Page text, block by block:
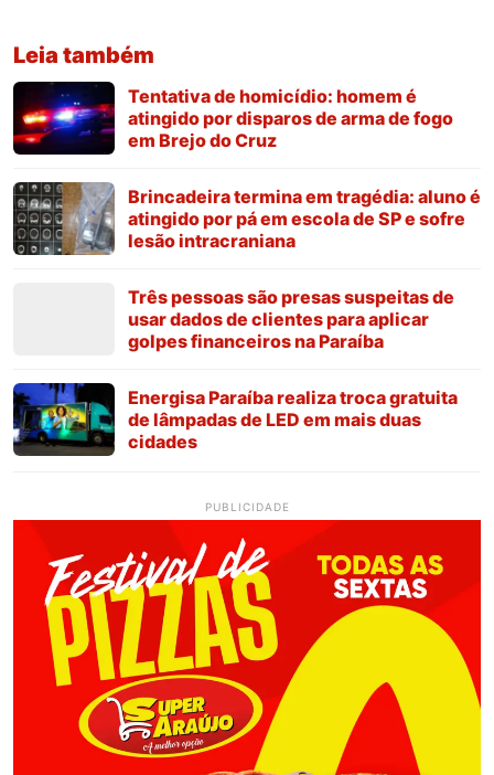
Leia também
Tentativa de homicídio: homem é
atingido por disparos de arma de fogo
em Brejo do Cruz
Brincadeira termina em tragédia: aluno é
atingido por pá em escola de SP e sofre
lesão intracraniana
Três pessoas são presas suspeitas de
usar dados de clientes para aplicar
golpes financeiros na Paraíba
Energisa Paraíba realiza troca gratuita
de lâmpadas de LED em mais duas
cidades
PUBLICIDADE